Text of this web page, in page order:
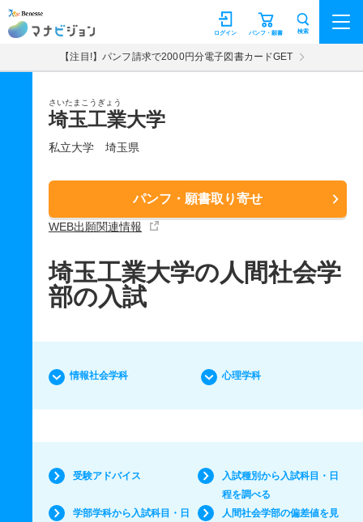
マナビジョン パンフ・願書
ログイン 検索
【注目!】パンフ請求で2000円分電子図書カードGET
さいたまこうぎょう
埼玉工業大学
私立大学 埼玉県
パンフ・願書取り寄せ
WEB出願関連情報
埼玉工業大学の人間社会学
部の入試
情報社会学科 心理学科
受験アドバイス
入試種別から入試科目・日
程を調べる
学部学科から入試科目・日
人間社会学部の偏差値を見